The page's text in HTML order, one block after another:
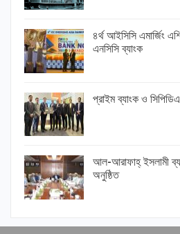
৪র্থ আইসিসি এমার্জিং
এনসিসি ব্যাংক
প্রাইম ব্যাংক ও
আল-আরাফাহ্ ইসলামী
অনুষ্ঠিত